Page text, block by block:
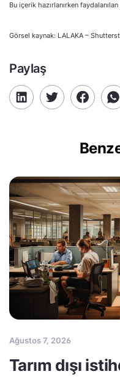
Bu içerik hazırlanırken
Görsel kaynak: LALAKA –
Paylaş
Ağustos 7, 2026
Tarım dışı